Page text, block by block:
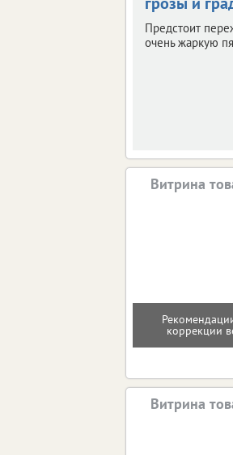
Предстоит
очень жаркую
Витрина
коррекции
Витрина